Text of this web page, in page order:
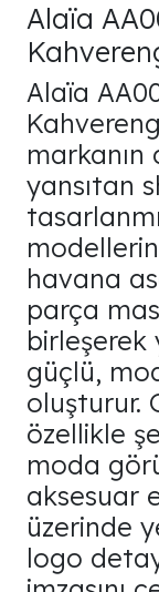
Alaïa
Alaïa
yansıtan
havana
parça
birleşerek
güçlü,
oluşturur.
özellikle
moda
aksesuar
üzerinde
logo